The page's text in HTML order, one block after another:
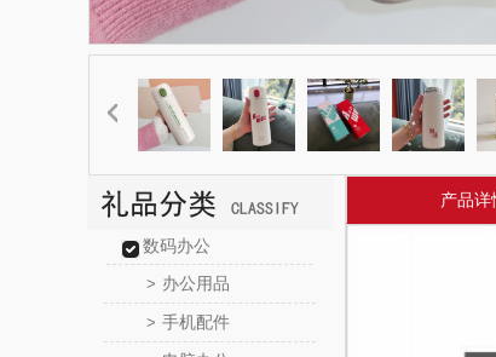
数码办公
> 办公用品
> 手机配件
产品详